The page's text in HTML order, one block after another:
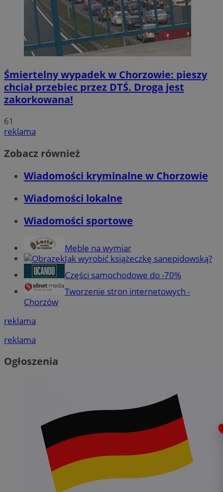
Śmiertelny wypadek w Chorzowie: pieszy
chciał przebiec przez DTŚ. Droga jest
zakorkowana!
61
reklama
Zobacz również
Wiadomości kryminalne w Chorzowie
Wiadomości lokalne
Wiadomości sportowe
Meble na wymiar
Jak wyrobić książeczkę sanepidowską?
Części samochodowe do -70%
Tworzenie stron internetowych -
Chorzów
reklama
reklama
Ogłoszenia